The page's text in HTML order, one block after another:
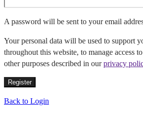
A password will be sent to your email
Your personal data will be used to support
throughout this website, to manage access
other purposes described in ourprivacy
Register
Back to Login